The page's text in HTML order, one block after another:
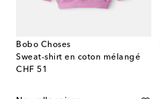
Bobo Choses
Sweat-shirt en coton mélangé
CHF 51
original price